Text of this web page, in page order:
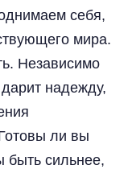
себя,
мира.
Независимо
надежду,
ли вы
быть сильнее,